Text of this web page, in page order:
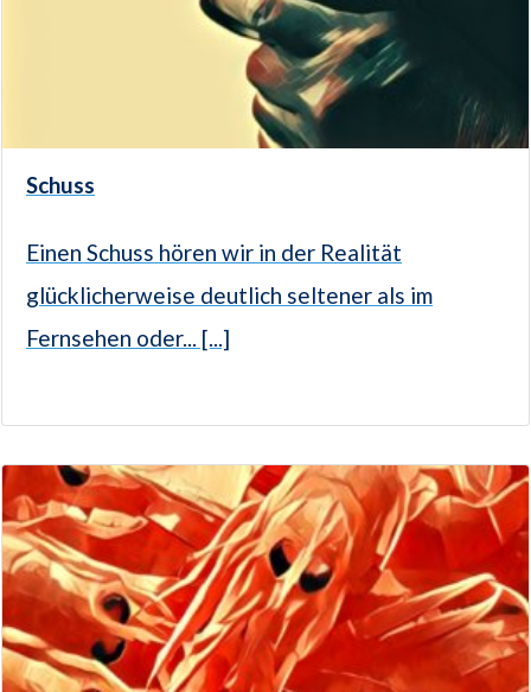
Schuss
Einen Schuss hören wir in der Realität
glücklicherweise deutlich seltener als im
Fernsehen oder... [...]